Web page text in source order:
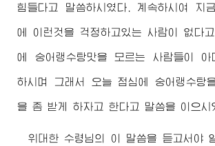
힘들다고 말씀하시였다. 계속하시여 지
에 이런것을 걱정하고있는 사람이 없다
에 숭어랭수탕맛을 모르는 사람들이 아
하시며 그래서 오늘 점심에 숭어랭수탕
을 좀 받게 하자고 한다고 말씀을 이으시
위대한 수령님의 이 말씀을 듣고서야